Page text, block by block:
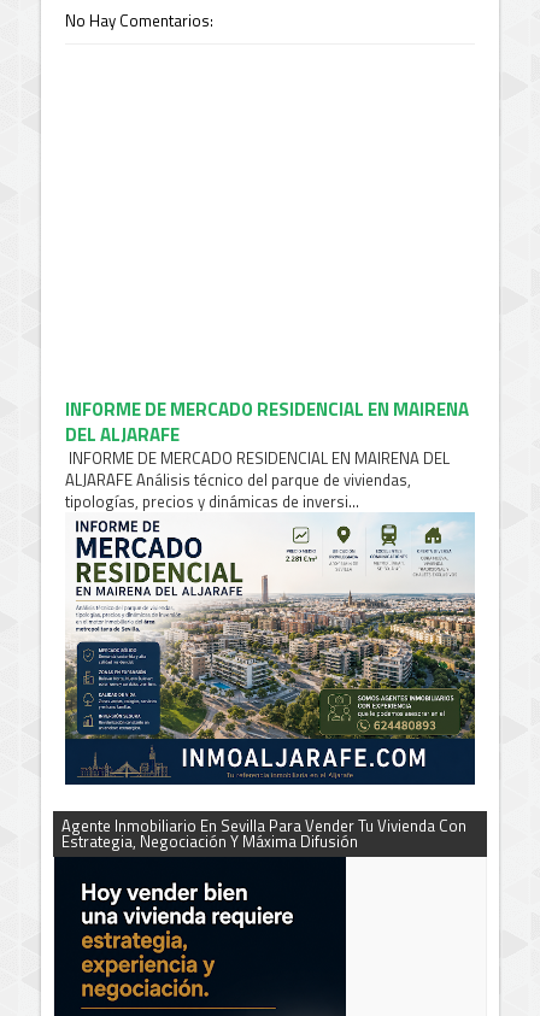
No Hay Comentarios:
INFORME DE MERCADO RESIDENCIAL EN MAIRENA
DEL ALJARAFE
INFORME DE MERCADO RESIDENCIAL EN MAIRENA DEL
ALJARAFE Análisis técnico del parque de viviendas,
tipologías, precios y dinámicas de inversi...
Agente Inmobiliario En Sevilla Para Vender Tu Vivienda Con
Estrategia, Negociación Y Máxima Difusión